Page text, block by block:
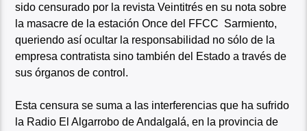
sido censurado por la revista Veintitrés en su nota sobre
la masacre de la estación Once del FFCC Sarmiento,
queriendo así ocultar la responsabilidad no sólo de la
empresa contratista sino también del Estado a través de
sus órganos de control.
Esta censura se suma a las interferencias que ha sufrido
la Radio El Algarrobo de Andalgalá, en la provincia de